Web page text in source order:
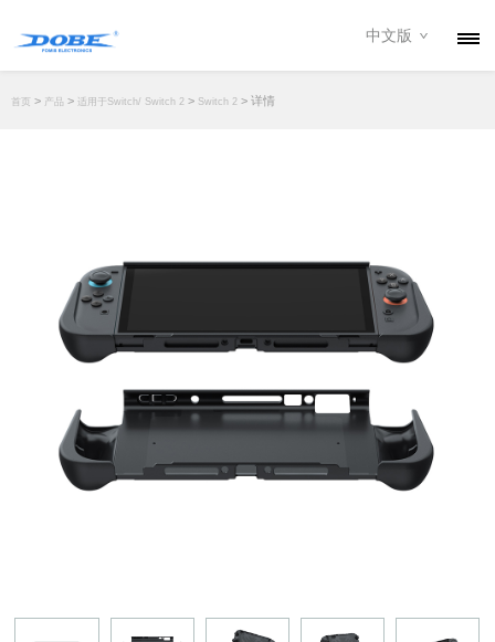
下载专区
经销商
中文版
首页 > 产品 > 适用于Switch/ Switch 2 > Switch 2 > 详情